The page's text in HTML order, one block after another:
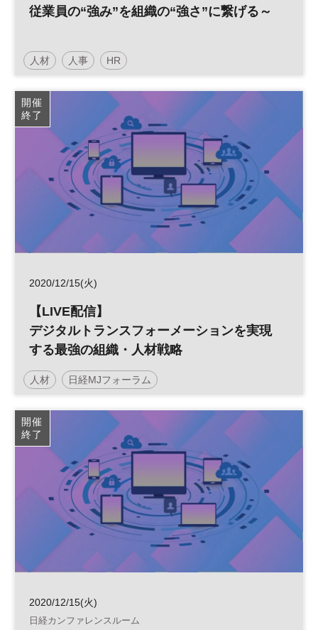
従業員の“強み”を組織の“強さ”に繋げる～
人材 人事 HR
日経メッセプレミアム・カンファレンス・シリーズ
開催
終了
2020/12/15(火)
【LIVE配信】
デジタルトランスフォーメーションを実現
する最強の組織・人材戦略
人材 日経MJフォーラム
デジタルトランスフォーメーション 人事 組織
DX 参加無料
開催
終了
2020/12/15(火)
日経カンファレンスルーム